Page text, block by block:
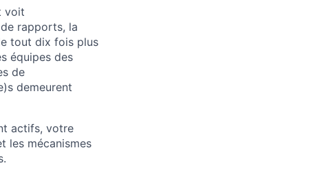
voit
rapports, la
tout dix fois plus
équipes des
de
demeurent
actifs, votre
les mécanismes